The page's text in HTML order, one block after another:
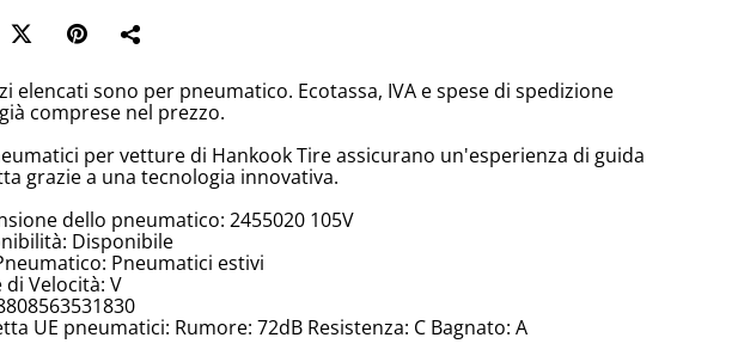
elencati sono per pneumatico. Ecotassa, IVA e spese di spedizione
comprese nel prezzo.
per vetture di Hankook Tire assicurano un'esperienza di guida
grazie a una tecnologia innovativa.
dello pneumatico: 2455020 105V
Disponibile
Pneumatici estivi
di Velocità: V
UE pneumatici: Rumore: 72dB Resistenza: C Bagnato: A